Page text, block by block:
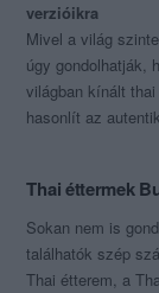
verzióikra
Mivel a világ
úgy gondolhatják,
világban kínált
hasonlít az
Thai éttermek
Sokan nem is
találhatók szép
Thai étterem, a